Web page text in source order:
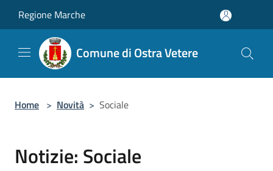
Regione Marche
Comune di Ostra Vetere
Home > Novità > Sociale
Notizie: Sociale